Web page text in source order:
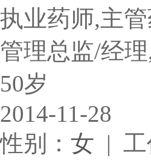
执业药师,主
管理总监/经
50岁
2014-11-28
性别： 女 | 工